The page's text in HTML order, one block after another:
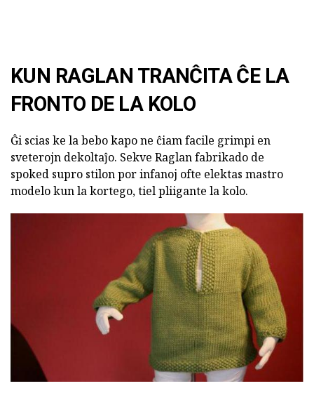
KUN RAGLAN TRANĈITA ĈE LA
FRONTO DE LA KOLO
Ĝi scias ke la bebo kapo ne ĉiam facile grimpi en
sveterojn dekoltaĵo. Sekve Raglan fabrikado de
spoked supro stilon por infanoj ofte elektas mastro
modelo kun la kortego, tiel pliigante la kolo.